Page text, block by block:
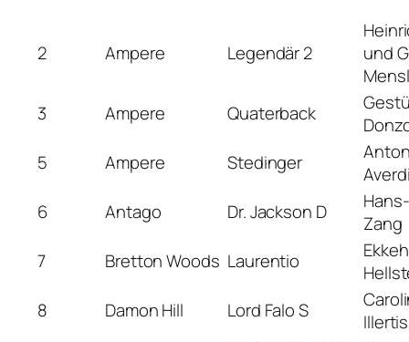
2 Ampere Legendär 2
und
3
Ampere Quaterback
5
Ampere Stedinger
6
Antago Dr. Jackson D
Zang
7
Bretton Woods Laurentio
8
Damon Hill Lord Falo S